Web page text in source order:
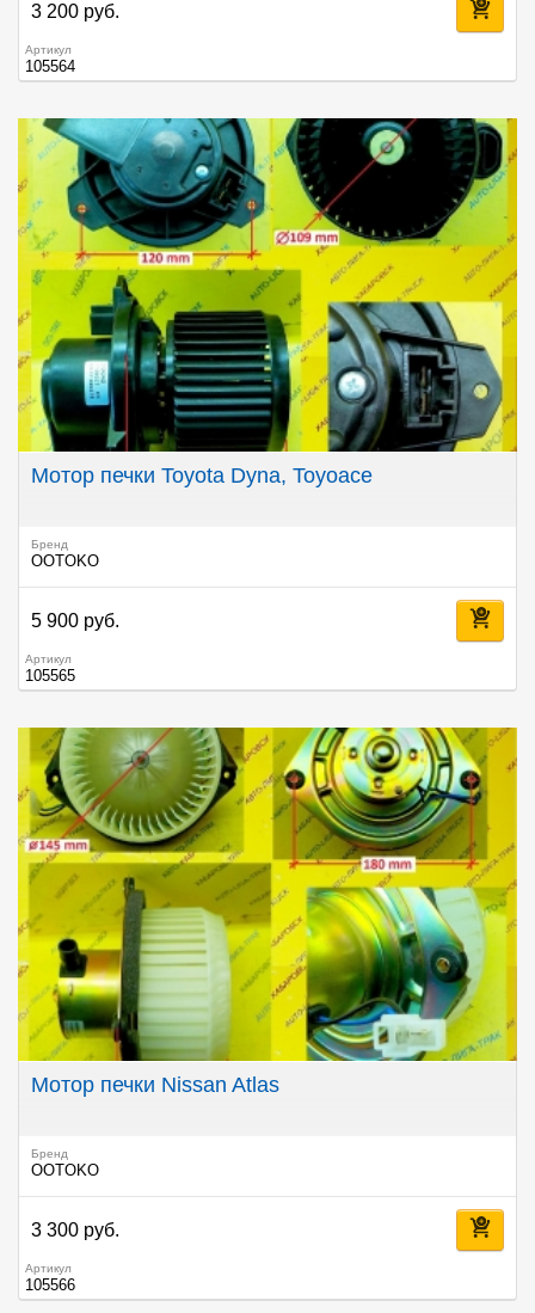
3 200 руб.
Артикул
105564
Мотор печки Toyota Dyna, Toyoace
Бренд
OOTOKO
5 900 руб.
Артикул
105565
Мотор печки Nissan Atlas
Бренд
OOTOKO
3 300 руб.
Артикул
105566